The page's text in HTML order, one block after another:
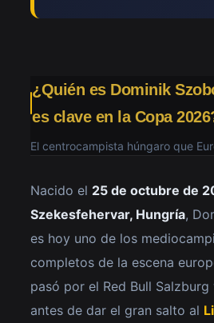
¿Quién es Dominik
es clave en la Copa
El centrocampista húngaro que
Nacido el 25 de octubre de
Szekesfehervar, Hungría,
es hoy uno de los
completos de la escena
pasó por el Red Bull Salzburg
antes de dar el gran salto al